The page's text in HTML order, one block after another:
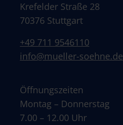
Krefelder Straße 28
70376 Stuttgart
+49 711 9546110
info@mueller-soehne.de
Öffnungszeiten
Montag – Donnerstag
7.00 – 12.00 Uhr